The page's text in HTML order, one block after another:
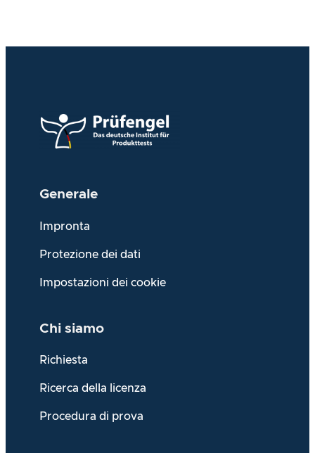
Generale
Impronta
Protezione dei dati
Impostazioni dei cookie
Chi siamo
Richiesta
Ricerca della licenza
Procedura di prova